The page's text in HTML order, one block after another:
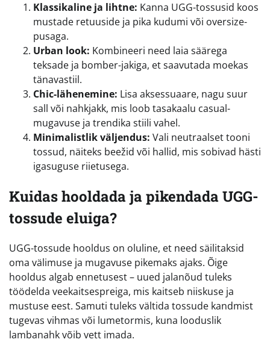
Klassikaline ja lihtne: Kanna UGG-tossusid koos
mustade retuuside ja pika kudumi või oversize-
pusaga.
Urban look: Kombineeri need laia säärega
teksade ja bomber-jakiga, et saavutada moekas
tänavastiil.
Chic-lähenemine: Lisa aksessuaare, nagu suur
sall või nahkjakk, mis loob tasakaalu casual-
mugavuse ja trendika stiili vahel.
Minimalistlik väljendus: Vali neutraalset tooni
tossud, näiteks beežid või hallid, mis sobivad hästi
igasuguse riietusega.
Kuidas hooldada ja pikendada UGG-
tossude eluiga?
UGG-tossude hooldus on oluline, et need säilitaksid
oma välimuse ja mugavuse pikemaks ajaks. Õige
hooldus algab ennetusest – uued jalanõud tuleks
töödelda veekaitsespreiga, mis kaitseb niiskuse ja
mustuse eest. Samuti tuleks vältida tossude kandmist
tugevas vihmas või lumetormis, kuna looduslik
lambanahk võib vett imada.